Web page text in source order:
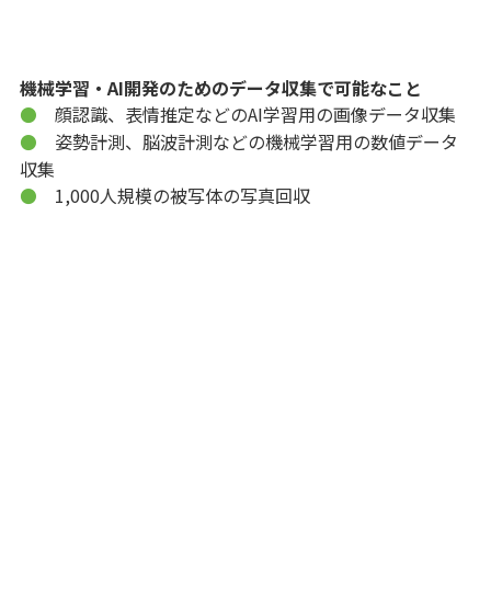
機械学習・AI開発のためのデータ収集で可能なこと
● 顔認識、表情推定などのAI学習用の画像データ収集
● 姿勢計測、脳波計測などの機械学習用の数値データ
収集
● 1,000人規模の被写体の写真回収